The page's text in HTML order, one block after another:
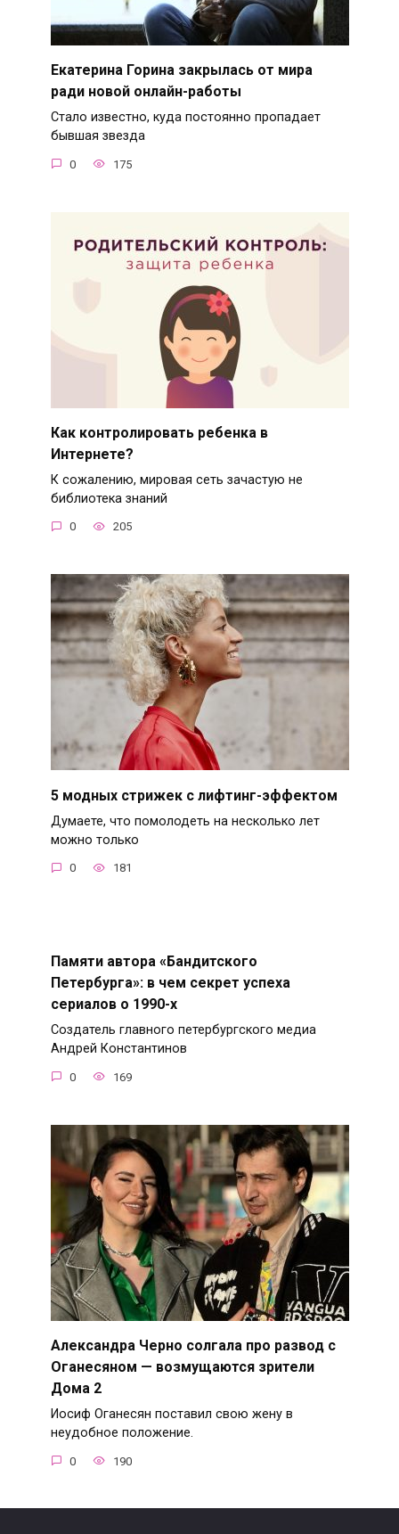
Екатерина Горина закрылась от мира
ради новой онлайн-работы
Стало известно, куда постоянно пропадает
бывшая звезда
0 175
Как контролировать ребенка в
Интернете?
К сожалению, мировая сеть зачастую не
библиотека знаний
0 205
5 модных стрижек с лифтинг-эффектом
Думаете, что помолодеть на несколько лет
можно только
0 181
Памяти автора «Бандитского
Петербурга»: в чем секрет успеха
сериалов о 1990-х
Создатель главного петербургского медиа
Андрей Константинов
0 169
Александра Черно солгала про развод с
Оганесяном — возмущаются зрители
Дома 2
Иосиф Оганесян поставил свою жену в
неудобное положение.
0 190